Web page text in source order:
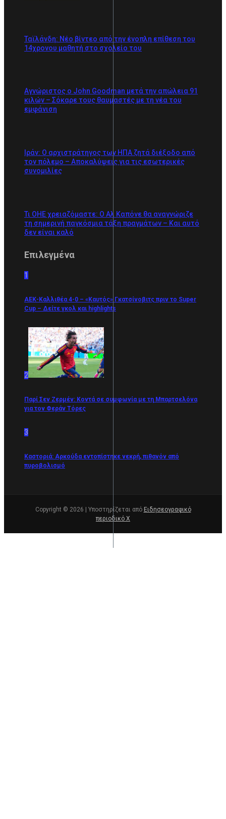
Ταϊλάνδη: Νέο βίντεο από την ένοπλη επίθεση του
14χρονου μαθητή στο σχολείο του
Αγνώριστος ο John Goodman μετά την απώλεια 91
κιλών – Σόκαρε τους θαυμαστές με τη νέα του
εμφάνιση
Ιράν: Ο αρχιστράτηγος των ΗΠΑ ζητά διέξοδο από
τον πόλεμο – Αποκαλύψεις για τις εσωτερικές
συνομιλίες
Τι ΟΗΕ χρειαζόμαστε: Ο Αλ Καπόνε θα αναγνώριζε
τη σημερινή παγκόσμια τάξη πραγμάτων – Και αυτό
δεν είναι καλό
Επιλεγμένα
1
ΑΕΚ-Καλλιθέα 4-0 – «Καυτός» Γκατσίνοβιτς πριν το Super
Cup – Δείτε γκολ και highlights
2
Παρί Σεν Ζερμέν: Κοντά σε συμφωνία με τη Μπαρτσελόνα
για τον Φεράν Τόρες
3
Καστοριά: Αρκούδα εντοπίστηκε νεκρή, πιθανόν από
πυροβολισμό
Copyright © 2026 | Υποστηρίζεται από Ειδησεογραφικό
περιοδικό Χ